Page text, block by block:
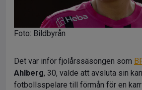
Foto: Bildbyrån
Det var inför fjolårssäsongen som
Ahlberg, 30, valde att avsluta sin
fotbollsspelare till förmån för en